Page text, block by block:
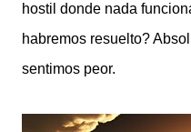
hostil donde nada
habremos resuelto?
sentimos peor.